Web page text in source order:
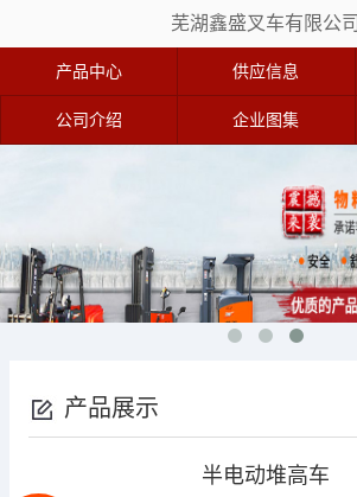
芜湖鑫盛叉车有限公司
产品中心 供应信息
公司介绍 企业图集
产品展示
半电动堆高车